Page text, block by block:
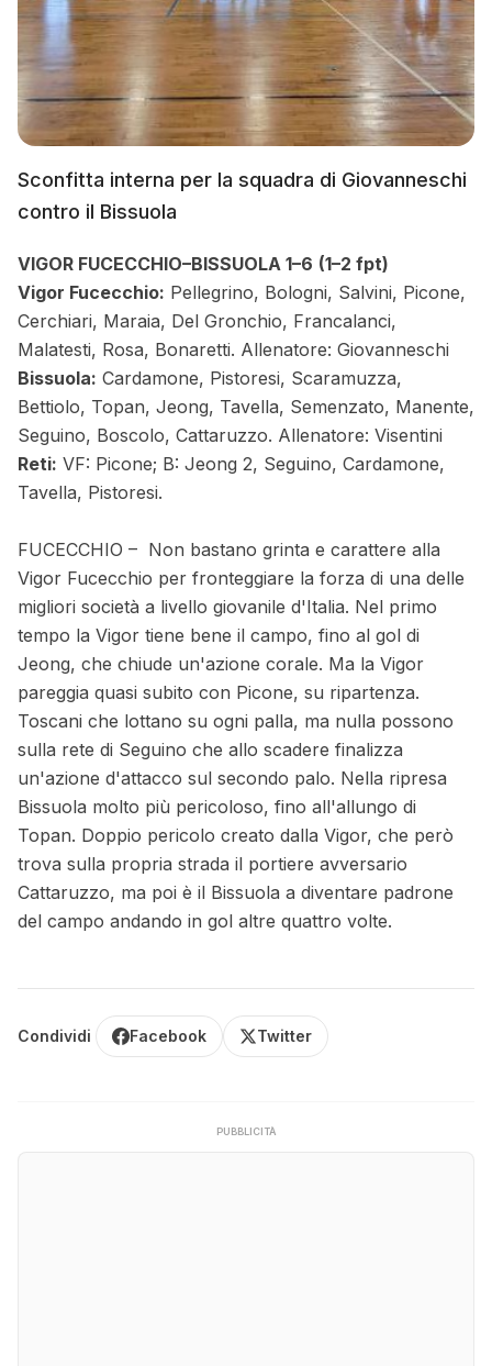
Sconfitta interna per la squadra di Giovanneschi
contro il Bissuola
VIGOR FUCECCHIO–BISSUOLA 1–6 (1–2 fpt)
Vigor Fucecchio: Pellegrino, Bologni, Salvini, Picone,
Cerchiari, Maraia, Del Gronchio, Francalanci,
Malatesti, Rosa, Bonaretti. Allenatore: Giovanneschi
Bissuola: Cardamone, Pistoresi, Scaramuzza,
Bettiolo, Topan, Jeong, Tavella, Semenzato, Manente,
Seguino, Boscolo, Cattaruzzo. Allenatore: Visentini
Reti: VF: Picone; B: Jeong 2, Seguino, Cardamone,
Tavella, Pistoresi.
FUCECCHIO – Non bastano grinta e carattere alla
Vigor Fucecchio per fronteggiare la forza di una delle
migliori società a livello giovanile d'Italia. Nel primo
tempo la Vigor tiene bene il campo, fino al gol di
Jeong, che chiude un'azione corale. Ma la Vigor
pareggia quasi subito con Picone, su ripartenza.
Toscani che lottano su ogni palla, ma nulla possono
sulla rete di Seguino che allo scadere finalizza
un'azione d'attacco sul secondo palo. Nella ripresa
Bissuola molto più pericoloso, fino all'allungo di
Topan. Doppio pericolo creato dalla Vigor, che però
trova sulla propria strada il portiere avversario
Cattaruzzo, ma poi è il Bissuola a diventare padrone
del campo andando in gol altre quattro volte.
Condividi Facebook Twitter
PUBBLICITÀ